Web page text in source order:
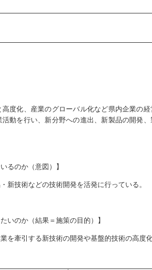
度化、産業のグローバル化など県内企業の
動を行い、新分野への進出、新製品の開発
るのか（意図）】
新技術などの技術開発を活発に行っている。
いのか（結果＝施策の目的）】
を牽引する新技術の開発や基盤的技術の高度化